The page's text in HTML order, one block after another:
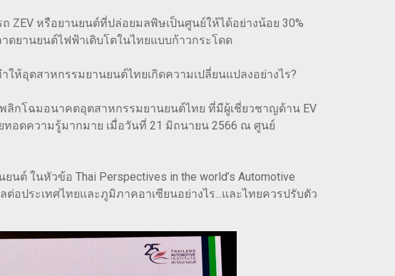
ถ ZEV หรือยานยนต์ที่ปล่อยมลพิษเป็นศูนย์ให้ได้อย่างน้อย 30%
ยานยนต์ไฟฟ้าเติบโตในไทยแบบก้าวกระโดด
ให้อุตสาหกรรมยานยนต์ไทยเกิดความเปลี่ยนแปลงอย่างไร?
พลิกโฉมอนาคตอุตสาหกรรมยานยนต์ไทย ที่มีผู้เชี่ยวชาญด้าน EV
อดความรู้มากมาย เมื่อวันที่ 21 มิถนายน 2566 ณ ศูนย์
ต์​ ในหัวข้อ Thai Perspectives in the world’s Automotive
อประเทศไทยและภูมิภาคอาเซียนอย่างไร...และไทยควรปรับตัว